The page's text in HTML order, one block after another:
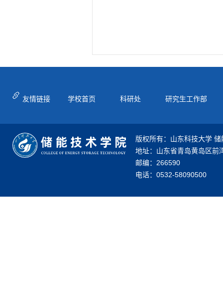
友情链接 学校首页 科研处 研究生工作部
版权所有：山东科技大学
地址：山东省青岛黄岛区前
邮编：266590
电话：0532-58090500